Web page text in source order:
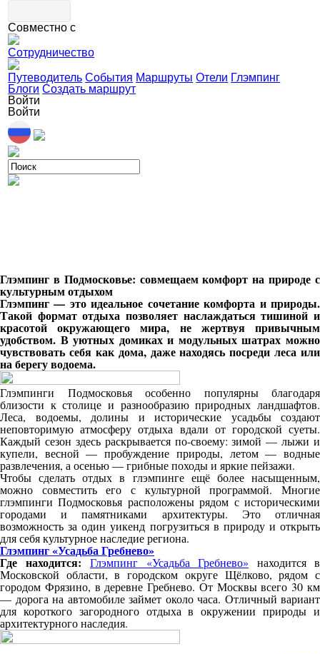
Совместно с
Сотрудничество
Путеводитель События Маршруты Отели Глэмпинг
Блоги Создать маршрут
Войти
Войти
Глэмпинг в Подмосковье: совмещаем комфорт на природе с
культурным отдыхом
Глэмпинг — это идеальное сочетание комфорта и природы.
Такой формат отдыха позволяет наслаждаться тишиной и
красотой окружающего мира, не жертвуя привычным
удобством. В уютных домиках и модульных шатрах можно
чувствовать себя как дома, даже находясь посреди леса или
на берегу водоема.
Глэмпинги Подмосковья особенно популярны благодаря
близости к столице и разнообразию природных ландшафтов.
Леса, водоемы, долины и исторические усадьбы создают
неповторимую атмосферу отдыха вдали от городской суеты.
Каждый сезон здесь раскрывается по-своему: зимой — лыжи и
купели, весной — пробуждение природы, летом — водные
развлечения, а осенью — грибные походы и яркие пейзажи.
Чтобы сделать отдых в глэмпинге ещё более насыщенным,
можно совместить его с культурной программой. Многие
глэмпинги Подмосковья расположены рядом с историческими
городами и памятниками архитектуры. Это отличная
возможность за один уикенд погрузиться в природу и открыть
для себя культурное наследие региона.
Глэмпинг «Усадьба Гребнево»
Где находится: Глэмпинг «Усадьба Гребнево» находится в
Московской области, в городском округе Щёлково, рядом с
городом Фрязино, в деревне Гребнево. От Москвы всего 30 км
— дорога на автомобиле займет около часа. Отличный вариант
для короткого загородного отдыха в окружении природы и
архитектурного наследия.